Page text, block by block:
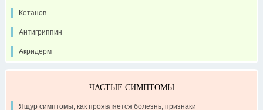
Кетанов
Антигриппин
Акридерм
ЧАСТЫЕ СИМПТОМЫ
Ящур симптомы, как проявляется болезнь, признаки